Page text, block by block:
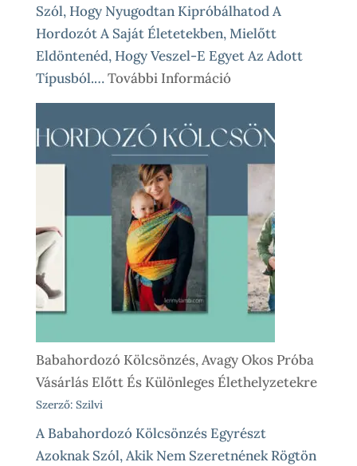
Szól, Hogy Nyugodtan Kipróbálhatod A
Hordozót A Saját Életetekben, Mielőtt
Eldöntenéd, Hogy Veszel-E Egyet Az Adott
Típusból.…További Információ:
Babahordozó
Kölcsönzés
Lépésről
Lépésre
Így
Működik
Nálunk
Babahordozó Kölcsönzés, Avagy Okos Próba
Vásárlás Előtt És Különleges Élethelyzetekre
Szerző: Szilvi
A Babahordozó Kölcsönzés Egyrészt
Azoknak Szól, Akik Nem Szeretnének Rögtön